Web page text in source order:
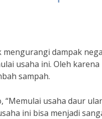
mengurangi dampak
usaha ini. Oleh karena
sampah.
“Memulai usaha daur
ini bisa menjadi